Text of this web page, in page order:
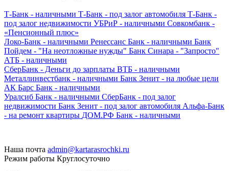
Т-Банк - наличными Т-Банк - под залог автомобиля Т-Банк -
под залог недвижимости УБРиР - наличными Совкомбанк -
«Пенсионный плюс»
Локо-Банк - наличными Ренессанс Банк - наличными Банк
Пойдем - "На неотложные нужды" Банк Синара - "Запросто"
АТБ - наличными
СберБанк - Деньги до зарплаты ВТБ - наличными
Металлинвестбанк - наличными Банк Зенит - на любые цели
АК Барс Банк - наличными
Уралсиб Банк - наличными СберБанк - под залог
недвижимости Банк Зенит - под залог автомобиля Альфа-Банк
- на ремонт квартиры ДОМ.РФ Банк - наличными
Наша почта admin@kartarasrochki.ru
Режим работы Круглосуточно